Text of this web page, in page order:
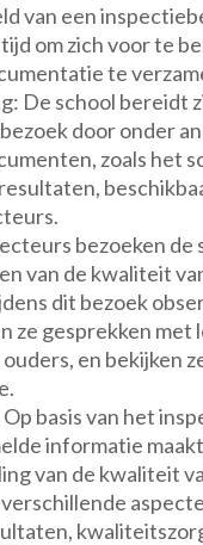
van een
om zich voor te
te
De school bereidt
door onder
zoals het
bezoeken de
van de kwaliteit
dit bezoek
ze gesprekken met
en bekijken
basis van het
informatie
van de kwaliteit